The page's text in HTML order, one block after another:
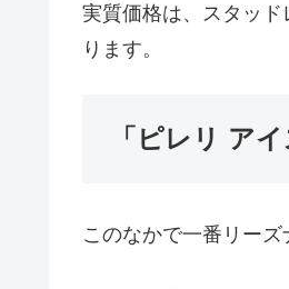
実質価格は、スタッ
ります。
「ピレリ ア
このなかで一番リー